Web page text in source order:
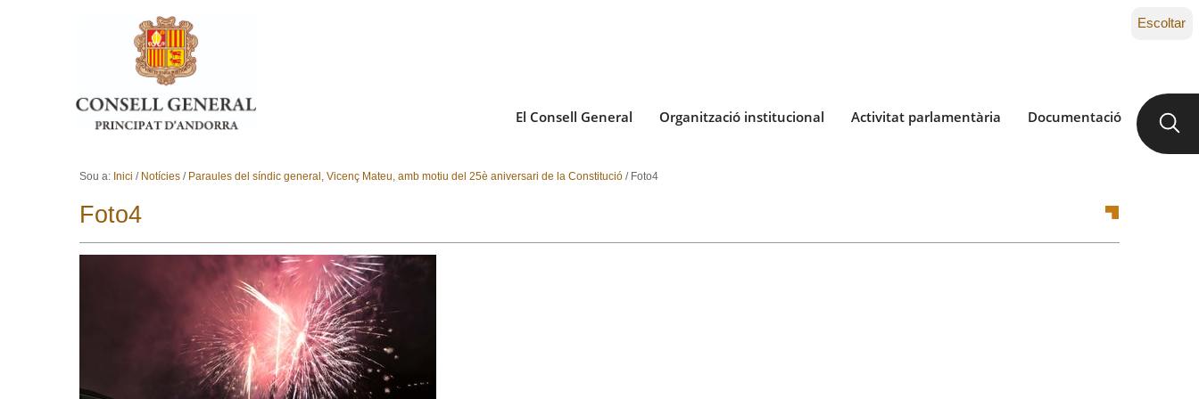
Ves al contingut.
Salta a la navegació
El Consell General Organització institucional Activitat parlamentària Documentació
Escoltar
Sou a: Inici / Notícies / Paraules del síndic general, Vicenç Mateu, amb motiu del 25è aniversari de la Constitució / Foto4
Foto4